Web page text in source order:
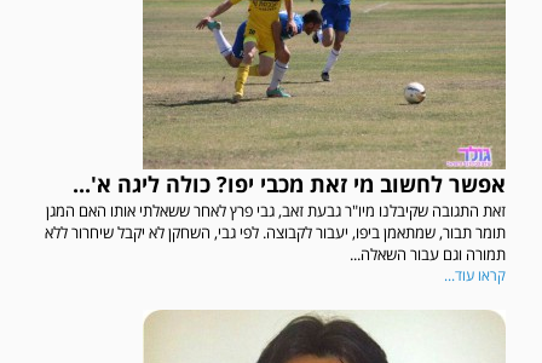
אפשר לחשוב מי זאת מכבי יפו? כולה ליגה א'...
זאת התגובה שקיבלנו מיו"ר גבעת זאב, גבי פרץ לאחר ששאלתי אותו האם המגן
תומר תבור, שמתאמן ביפו, יעבור לקבוצה. לפי גבי, השחקן לא יקבל שיחרור ללא
תמורה וגם עבור השאלה...
קראו עוד...